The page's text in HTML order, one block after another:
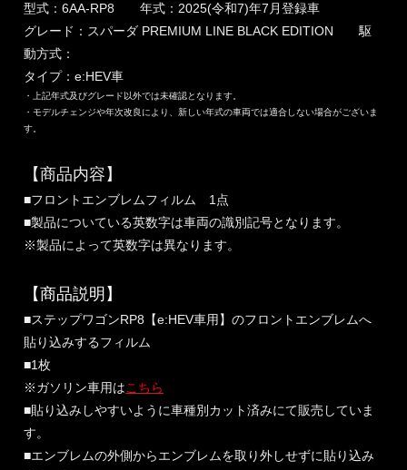
型式：6AA-RP8 年式：2025(令和7)年7月登録車
グレード：スパーダ PREMIUM LINE BLACK EDITION 駆
動方式：
タイプ：e:HEV車
・上記年式及びグレード以外では未確認となります。
・モデルチェンジや年次改良により、新しい年式の車両では適合しない場合がございま
す。
【商品内容】
■フロントエンブレムフィルム 1点
■製品についている英数字は車両の識別記号となります。
※製品によって英数字は異なります。
【商品説明】
■ステップワゴンRP8【e:HEV車用】のフロントエンブレムへ
貼り込みするフィルム
■1枚
※ガソリン車用はこちら
■貼り込みしやすいように車種別カット済みにて販売していま
す。
■エンブレムの外側からエンブレムを取り外しせずに貼り込み